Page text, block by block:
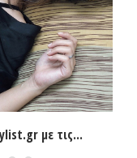
με τις...